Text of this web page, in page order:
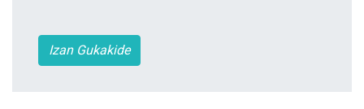
Izan Gukakide